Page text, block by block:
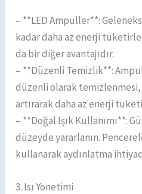
– **LED Ampuller**:
kadar daha az enerji
da bir diğer avantajıdır.
– **Düzenli Temizlik**:
düzenli olarak
artırarak daha az enerji
– **Doğal Işık Kullanımı**:
düzeyde yararlanın.
kullanarak aydınlatma
3. Isı Yönetimi